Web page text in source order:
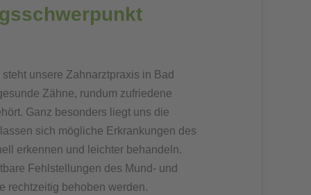
unsere Zahnarztpraxis in Bad
Zähne, rundum zufriedene
Ganz besonders liegt uns die
sich mögliche Erkrankungen des
erkennen und leichter behandeln.
Fehlstellungen des Mund- und
rechtzeitig behoben werden.